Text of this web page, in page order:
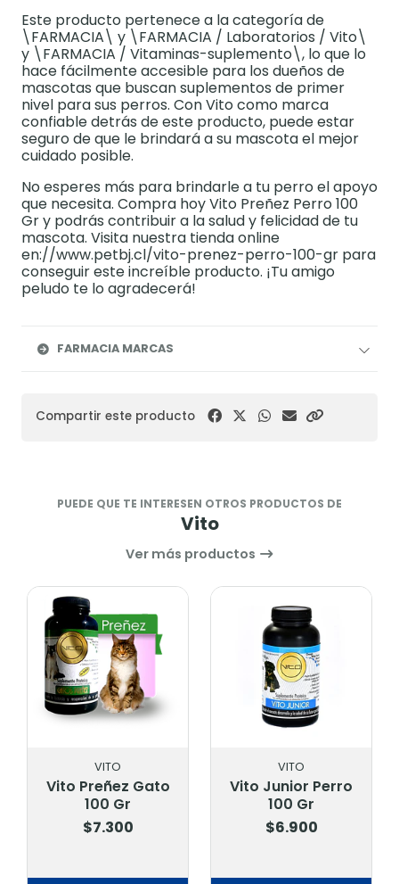
Este producto pertenece a la categoría de
\FARMACIA\ y \FARMACIA / Laboratorios / Vito\
y \FARMACIA / Vitaminas-suplemento\, lo que lo
hace fácilmente accesible para los dueños de
mascotas que buscan suplementos de primer
nivel para sus perros. Con Vito como marca
confiable detrás de este producto, puede estar
seguro de que le brindará a su mascota el mejor
cuidado posible.
No esperes más para brindarle a tu perro el apoyo
que necesita. Compra hoy Vito Preñez Perro 100
Gr y podrás contribuir a la salud y felicidad de tu
mascota. Visita nuestra tienda online
en://www.petbj.cl/vito-prenez-perro-100-gr para
conseguir este increíble producto. ¡Tu amigo
peludo te lo agradecerá!
FARMACIA MARCAS
Compartir este producto
PUEDE QUE TE INTERESEN OTROS PRODUCTOS DE
Vito
Ver más productos
VITO
Vito Preñez Gato
100 Gr
$7.300
VITO
Vito Junior Perro
100 Gr
$6.900